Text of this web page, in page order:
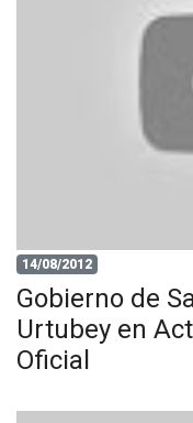
14/08/2012
Gobierno de
Urtubey en
Oficial